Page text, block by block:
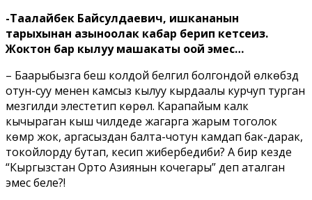
-Таалайбек Байсулдаевич, ишкананын
тарыхынан азыноолак кабар берип кетсеңиз.
Жоктон бар кылуу машакаты оңой эмес…
– Баарыбызга беш колдой белгилүү болгондой өлкөбүздү
отун-суу менен камсыз кылуу кырдаалы курчуп турган
мезгилди элестетип көрөлү. Карапайым калк
кычыраган кыш чилдеде жагарга жарым тоголок
көмүрү жок, аргасыздан балта-чотун камдап бак-дарак,
токойлорду бутап, кесип жибербедиби? А бир кезде
“Кыргызстан Орто Азиянын кочегары” деп аталган
эмес беле?!